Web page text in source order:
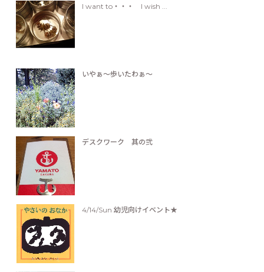
I want to・・・ I wish ...
いやぁ〜歩いたわぁ〜
デスクワーク 其の弐
4/14/Sun 幼児向けイベント★